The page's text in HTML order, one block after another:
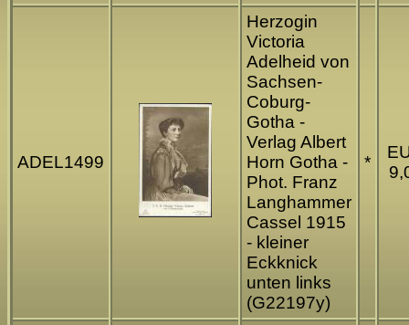
ADEL1499
Herzogin
Victoria
Adelheid von
Sachsen-
Coburg-
Gotha -
Verlag Albert
Horn Gotha -
Phot. Franz
Langhammer
Cassel 1915
- kleiner
Eckknick
unten links
(G22197y)
*